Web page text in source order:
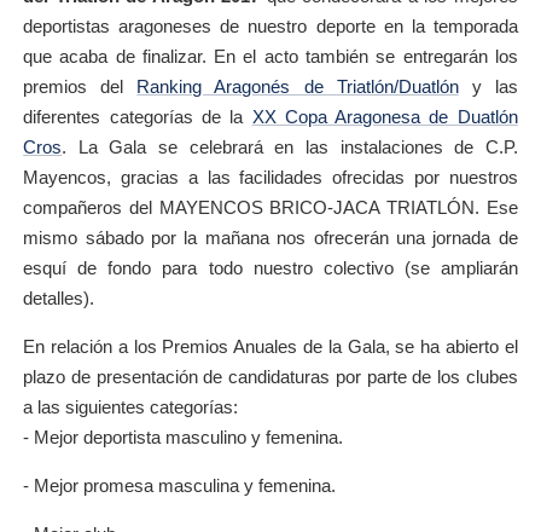
deportistas aragoneses de nuestro deporte en la temporada
que acaba de finalizar. En el acto también se entregarán los
premios del Ranking Aragonés de Triatlón/Duatlóny las
diferentes categorías de la XX Copa Aragonesa de Duatlón
Cros. La Gala se celebrará en las instalaciones de C.P.
Mayencos, gracias a las facilidades ofrecidas por nuestros
compañeros del MAYENCOS BRICO-JACA TRIATLÓN. Ese
mismo sábado por la mañana nos ofrecerán una jornada de
esquí de fondo para todo nuestro colectivo (se ampliarán
detalles).
En relación a los Premios Anuales de la Gala, se ha abierto el
plazo de presentación de candidaturas por parte de los clubes
a las siguientes categorías:
- Mejor deportista masculino y femenina.
- Mejor promesa masculina y femenina.